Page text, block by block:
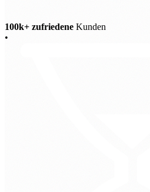
100k+ zufriedene Kunden
•